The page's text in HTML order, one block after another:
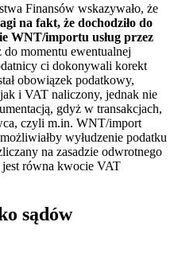
Finansów wskazywało, że
na fakt, że dochodziło do
WNT/importu usług przez
do momentu ewentualnej
ci dokonywali korekt
obowiązek podatkowy,
i VAT naliczony, jednak nie
gdyż w transakcjach,
czyli m.in. WNT/import
wyłudzenie podatku
na zasadzie odwrotnego
równa kwocie VAT
sądów